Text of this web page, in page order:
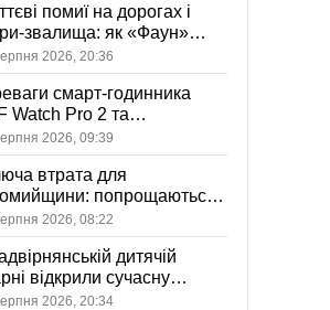
помиї на дорогах і
звалища: як «Фаун»
відходи в Коломиї
2026, 20:36
смарт-годинника
Watch Pro 2 та
CMF Buds Pro 2
користувачів
2026, 09:39
втрата для
попрощаються
який віддав
за Україну
2026, 08:22
дитячій
відкрили сучасну
кімнату
2026, 20:34